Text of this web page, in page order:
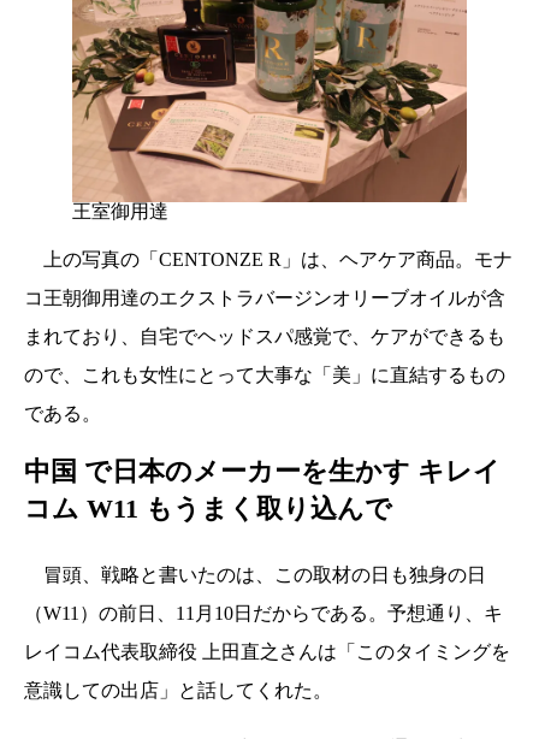
王室御用達
上の写真の「CENTONZE R」は、ヘアケア商品。モナ
コ王朝御用達のエクストラバージンオリーブオイルが含
まれており、自宅でヘッドスパ感覚で、ケアができるも
ので、これも女性にとって大事な「美」に直結するもの
である。
中国 で日本のメーカーを生かす キレイ
コム W11 もうまく取り込んで
冒頭、戦略と書いたのは、この取材の日も独身の日
（W11）の前日、11月10日だからである。予想通り、キ
レイコム代表取締役 上田直之さんは「このタイミングを
意識しての出店」と話してくれた。